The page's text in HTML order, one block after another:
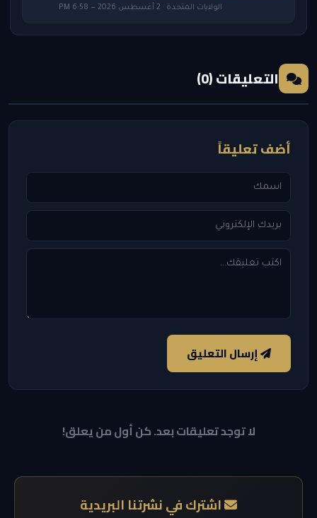
الولايات المتحدة · 2 أغسطس 2026 — 6:58 PM
التعليقات (0)
أضف تعليقاً
إرسال التعليق
لا توجد تعليقات بعد. كن أول من يعلق!
اشترك في نشرتنا البريدية